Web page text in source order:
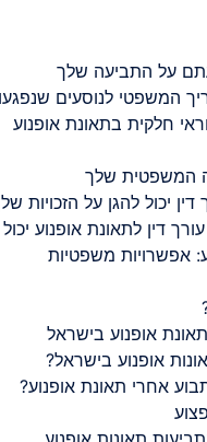
על התביעה שלך
המשפטי לנוסעים
חלקית בתאונת אופנוע
המשפטית שלך
דין יכול להגן על הזכויות
דין לתאונת אופנוע
אפשרויות משפטיות
אופנוע בישראל
אופנוע בישראל?
אחרי תאונת אופנוע?